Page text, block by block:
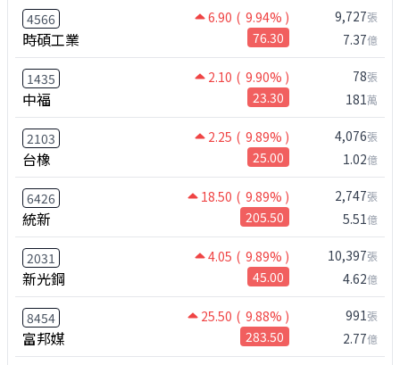
4566 6.90 ( 9.94% )
時碩工業 76.30
9,727張
7.37億
1435 2.10 ( 9.90% )
中福 23.30
78張
181萬
2103 2.25 ( 9.89% )
台橡 25.00
4,076張
1.02億
6426 18.50 ( 9.89% )
統新 205.50
2,747張
5.51億
2031 4.05 ( 9.89% )
新光鋼 45.00
10,397張
4.62億
8454 25.50 ( 9.88% )
富邦媒 283.50
991張
2.77億